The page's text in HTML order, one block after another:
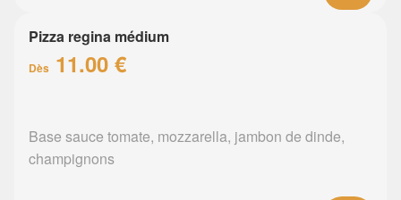
Pizza regina médium
Dès 11.00 €
Base sauce tomate, mozzarella, jambon de dinde,
champignons